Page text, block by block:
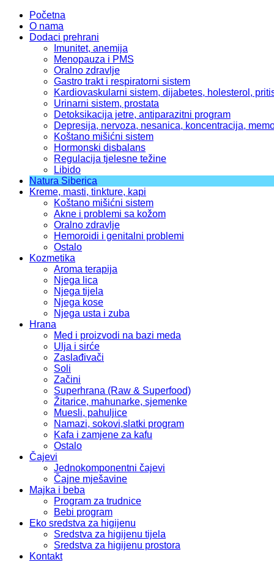
Početna
O nama
Dodaci prehrani
Imunitet, anemija
Menopauza i PMS
Oralno zdravlje
Gastro trakt i respiratorni sistem
Kardiovaskularni sistem, dijabetes, holesterol,
Urinarni sistem, prostata
Detoksikacija jetre, antiparazitni program
Depresija, nervoza, nesanica, koncentracija,
Koštano mišićni sistem
Hormonski disbalans
Regulacija tjelesne težine
Libido
Natura Siberica
Kreme, masti, tinkture, kapi
Koštano mišićni sistem
Akne i problemi sa kožom
Oralno zdravlje
Hemoroidi i genitalni problemi
Ostalo
Kozmetika
Aroma terapija
Njega lica
Njega tijela
Njega kose
Njega usta i zuba
Hrana
Med i proizvodi na bazi meda
Ulja i sirće
Zaslađivači
Soli
Začini
Superhrana (Raw & Superfood)
Žitarice, mahunarke, sjemenke
Muesli, pahuljice
Namazi, sokovi,slatki program
Kafa i zamjene za kafu
Ostalo
Čajevi
Jednokomponentni čajevi
Čajne mješavine
Majka i beba
Program za trudnice
Bebi program
Eko sredstva za higijenu
Sredstva za higijenu tijela
Sredstva za higijenu prostora
Kontakt